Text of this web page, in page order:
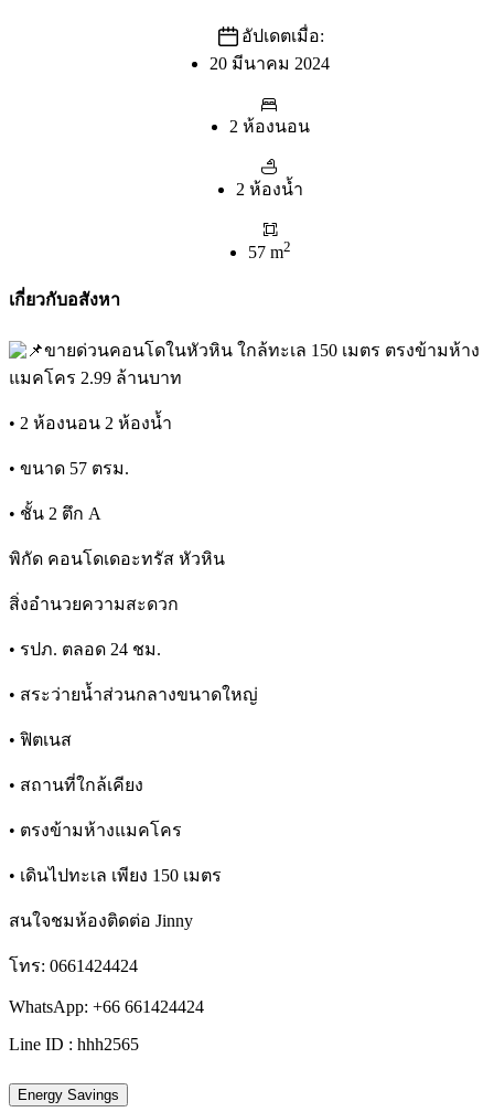
อัปเดตเมื่อ:
20 มีนาคม 2024
2 ห้องนอน
2 ห้องน้ำ
57 m2
เกี่ยวกับอสังหา
ขายด่วนคอนโดในหัวหิน ใกล้ทะเล 150 เมตร ตรงข้ามห้าง
แมคโคร 2.99 ล้านบาท
• 2 ห้องนอน 2 ห้องน้ำ
• ขนาด 57 ตรม.
• ชั้น 2 ตึก A
พิกัด คอนโดเดอะทรัส หัวหิน
สิ่งอำนวยความสะดวก
• รปภ. ตลอด 24 ชม.
• สระว่ายน้ำส่วนกลางขนาดใหญ่
• ฟิตเนส
• สถานที่ใกล้เคียง
• ตรงข้ามห้างแมคโคร
• เดินไปทะเล เพียง 150 เมตร
สนใจชมห้องติดต่อ Jinny
โทร: 0661424424
WhatsApp: +66 661424424
Line ID : hhh2565
Energy Savings